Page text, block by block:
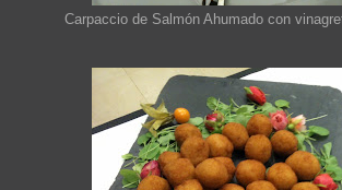
Carpaccio de Salmón Ahumado con